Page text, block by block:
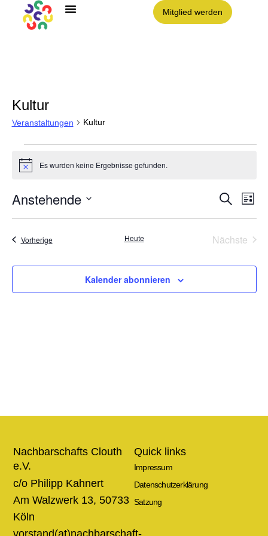
Mitglied werden
Kultur
Veranstaltungen Kultur
HinweisEs wurden keine Ergebnisse gefunden.
Suche
Liste
Anstehende
VorherigeVeranstaltungen Heute Nächste
Kalender abonnieren
Quick links
Impressum
Datenschutzerklärung
Satzung
Nachbarschafts Clouth
e.V.
c/o Philipp Kahnert
Am Walzwerk 13, 50733
Köln